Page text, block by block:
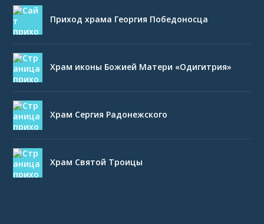
Приход храма Георгия Победоносца
Храм иконы Божией Матери «Одигитрия»
Храм Сергия Радонежского
Храм Святой Троицы